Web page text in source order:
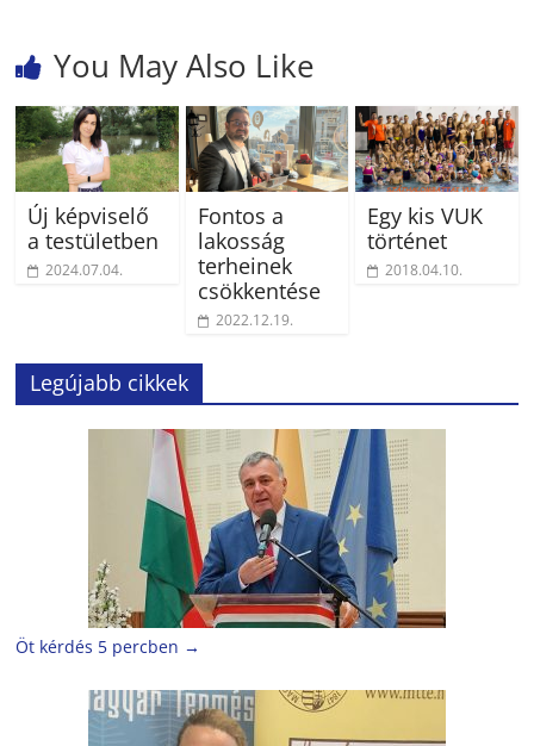
You May Also Like
Új képviselő
a testületben
2024.07.04.
Fontos a
lakosság
terheinek
csökkentése
2022.12.19.
Egy kis VUK
történet
2018.04.10.
Legújabb cikkek
Öt kérdés 5 percben →